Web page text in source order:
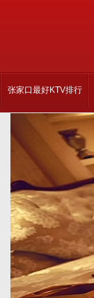
张家口最好KTV排行